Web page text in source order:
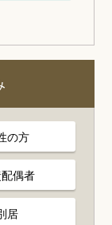
の方
偶者
居